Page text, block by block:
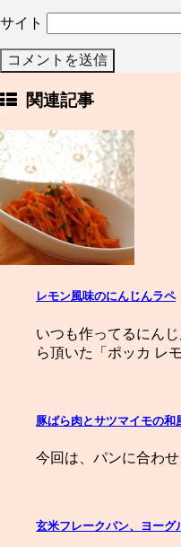
サイト
関連記事
レモン風味のにんじんラペ
いつも作ってるにん
ら頂いた「ポッカ レ
豚ばら肉とサツマイモの和
今回は、パンに合わせ
玄米フレークパン、ヨーグ